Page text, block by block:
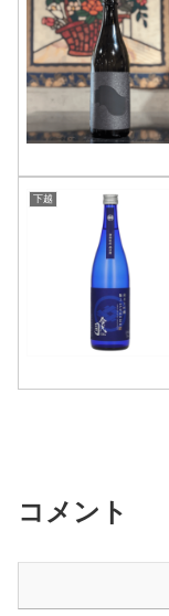
下越
コメント